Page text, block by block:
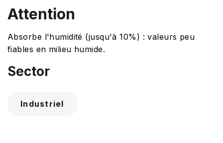
Attention
Absorbe l'humidité (jusqu'à 10%) : valeurs peu
fiables en milieu humide.
Sector
Industriel